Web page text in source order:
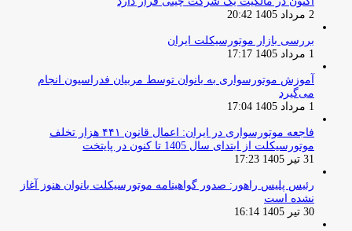
2 مرداد 1405 20:42
بررسی بازار موتورسیکلت ایران
1 مرداد 1405 17:17
آموزش موتورسواری به بانوان توسط مربیان فدراسیون انجام
می‌گیرد
1 مرداد 1405 17:04
فاجعه موتورسواری در ایران: اعمال قانون ۴۴۱ هزار تخلف
موتورسیکلت از ابتدای سال 1405 تا کنون در پایتخت
31 تیر 1405 17:23
رئیس پلیس راهور: صدور گواهینامه موتورسیکلت بانوان هنوز آغاز
نشده است
30 تیر 1405 16:14